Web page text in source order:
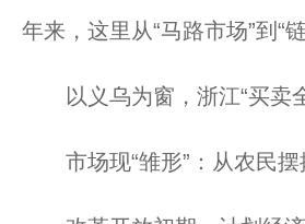
年来，这里从“马路市场”到“
以义乌为窗，浙江“买卖
市场现“雏形”：从农民摆